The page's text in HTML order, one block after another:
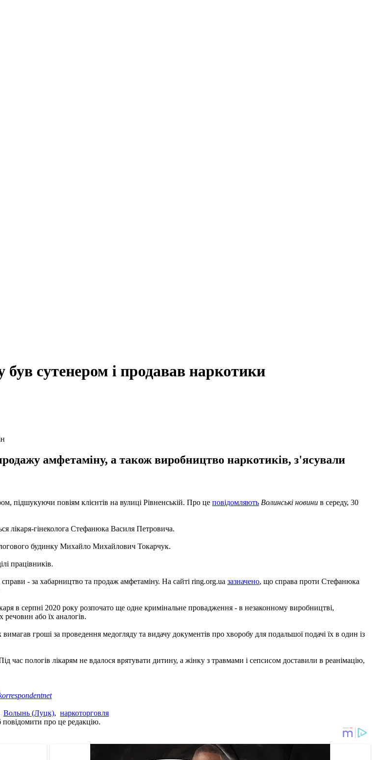
сутенером і продавав наркотики
амфетаміну, а також виробництво наркотиків, з'ясували
підшукуючи повіям клієнтів на вулиці Рівненській. Про це повідомляють Волинські новини в середу, 30
лікаря-гінеколога Стефанюка Василя Петровича.
будинку Михайло Михайлович Токарчук.
працівників.
- за хабарництво та продаж амфетаміну. На сайті ring.org.ua зазначено, що справа проти Стефанюка
в серпні 2020 року розпочато ще одне кримінальне провадження - в незаконному виробництві,
речовин або їх аналогів.
гроші за проведення медогляду та видачу документів про хворобу для подальшої подачі їх в один із
час пологів лікарям не вдалося врятувати дитину, а жінку з травмами і сепсисом доставили в реанімацію,
Волынь (Луцк), наркоторговля
повідомити про це редакцію.